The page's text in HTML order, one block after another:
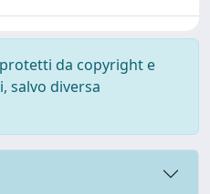
da copyright e
salvo diversa